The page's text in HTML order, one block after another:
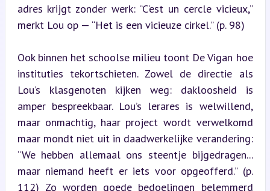
adres krijgt zonder werk: “C’est un cercle vicieux,”
merkt Lou op — “Het is een vicieuze cirkel.” (p. 98)
Ook binnen het schoolse milieu toont De Vigan hoe
instituties tekortschieten. Zowel de directie als
Lou’s klasgenoten kijken weg: dakloosheid is
amper bespreekbaar. Lou’s lerares is welwillend,
maar onmachtig, haar project wordt verwelkomd
maar mondt niet uit in daadwerkelijke verandering:
“We hebben allemaal ons steentje bijgedragen...
maar niemand heeft er iets voor opgeofferd.” (p.
112) Zo worden goede bedoelingen belemmerd